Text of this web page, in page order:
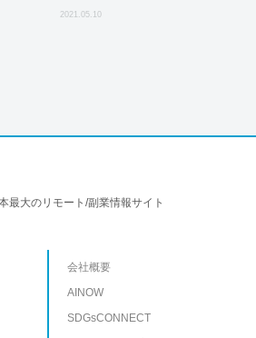
開設！
2021.05.10
最大のリモート/副業情報サイト
会社概要
AINOW
SDGsCONNECT